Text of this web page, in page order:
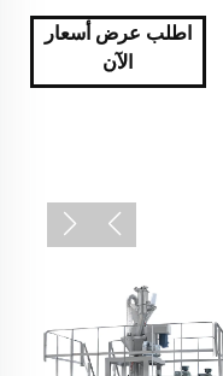
اطلب عرض أسعار
الآن